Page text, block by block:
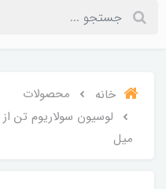
خانه
محصولات
میل